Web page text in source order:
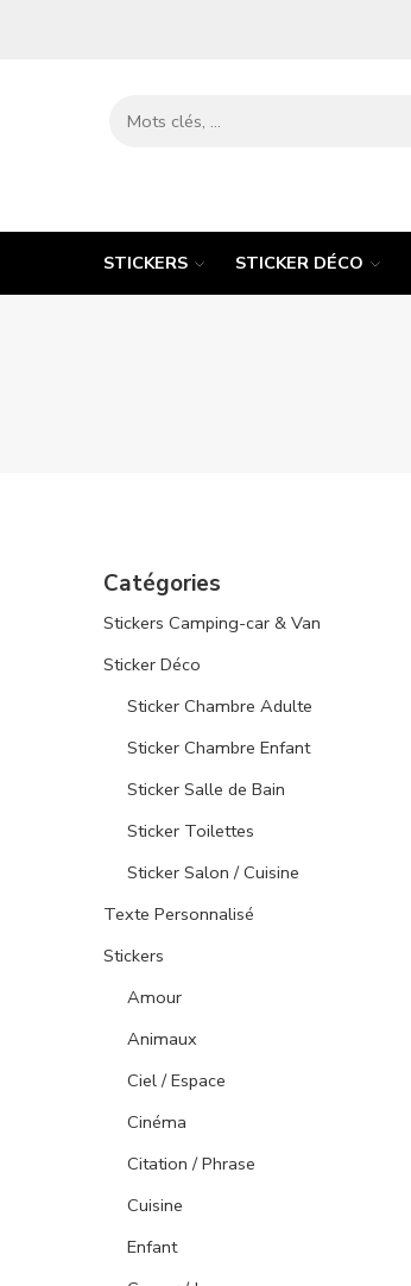
STICKERS STICKER DÉCO
Catégories
Stickers Camping-car & Van
Sticker Déco
Sticker Chambre Adulte
Sticker Chambre Enfant
Sticker Salle de Bain
Sticker Toilettes
Sticker Salon / Cuisine
Texte Personnalisé
Stickers
Amour
Animaux
Ciel / Espace
Cinéma
Citation / Phrase
Cuisine
Enfant